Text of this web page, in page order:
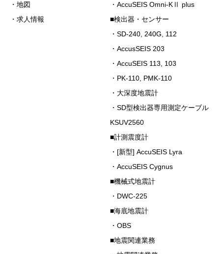
・地図
・求人情報
・AccuSEIS Omni-KⅡ plus
■検出器・センサー
・SD-240, 240G, 112
・AccusSEIS 203
・AccuSEIS 113, 103
・PK-110, PMK-110
・大深度地震計
・SD型検出器専用測定ケーブル
KSUV2560
■計測震度計
・[新型] AccuSEIS Lyra
・AccuSEIS Cygnus
■機械式地震計
・DWC-225
■海底地震計
・OBS
■地震関連業務